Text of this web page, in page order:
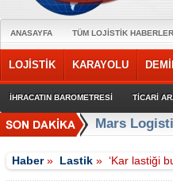
ANASAYFA TÜM LOJİSTİK
LOJİSTİK KARAYOLU
İHRACATIN BAROMETRESİ TİCARİ
Anadolu
Haber» Lastik »‘Kar lastiği